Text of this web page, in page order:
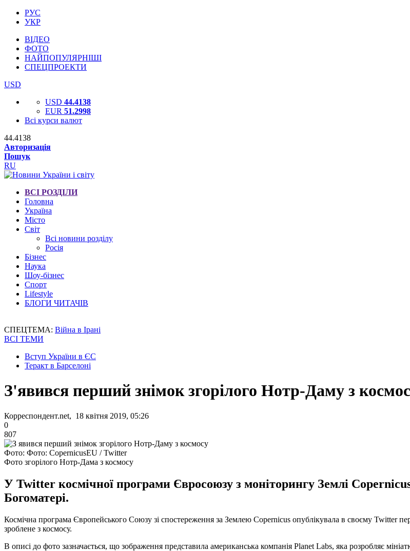
РУС
УКР
ВІДЕО
ФОТО
НАЙПОПУЛЯРНІШІ
СПЕЦПРОЕКТИ
USD
USD 44.4138
EUR 51.2998
Всі курси валют
44.4138
Авторизація
Пошук
RU
ВСІ РОЗДІЛИ
Головна
Україна
Місто
Світ
Всі новини розділу
Росія
Бізнес
Наука
Шоу-бізнес
Спорт
Lifestyle
БЛОГИ ЧИТАЧІВ
СПЕЦТЕМА: Війна в Ірані
ВСІ ТЕМИ
Вступ України в ЄС
Теракт в Барселоні
З'явився перший знімок згорілого Нотр-Даму з
Корреспондент.net, 18 квітня 2019, 05:26
0
807
Фото: Фото: CopernicusEU / Twitter
Фото згорілого Нотр-Дама з космосу
У Twitter космічної програми Євросоюзу з моніторингу Землі
Богоматері.
Космічна програма Європейського Союзу зі спостереження за Землею Copernicus опублікувала в своєму Twitter
зроблене з космосу.
В описі до фото зазначається, що зображення представила американська компанія Planet Labs, яка розробляє